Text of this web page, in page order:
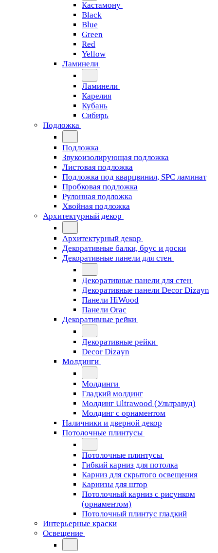
Кастамону
Black
Blue
Green
Red
Yellow
Ламинели
Ламинели
Карелия
Кубань
Сибирь
Подложка
Подложка
Звукоизолирующая подложка
Листовая подложка
Подложка под кварцвинил, SPC ламинат
Пробковая подложка
Рулонная подложка
Хвойная подложка
Архитектурный декор
Архитектурный декор
Декоративные балки, брус и доски
Декоративные панели для стен
Декоративные панели для стен
Декоративные панели Decor Dizayn
Панели HiWood
Панели Orac
Декоративные рейки
Декоративные рейки
Decor Dizayn
Молдинги
Молдинги
Гладкий молдинг
Молдинг Ultrawood (Ультравуд)
Молдинг с орнаментом
Наличники и дверной декор
Потолочные плинтусы
Потолочные плинтусы
Гибкий карниз для потолка
Карниз для скрытого освещения
Карнизы для штор
Потолочный карниз с рисунком
(орнаментом)
Потолочный плинтус гладкий
Интерьерные краски
Освещение